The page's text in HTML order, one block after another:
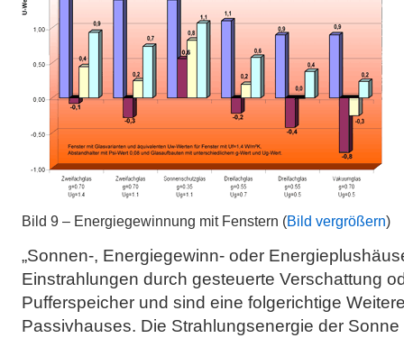
Bild 9 – Energiegewinnung mit Fenstern (Bild vergrößern)
„Sonnen-, Energiegewinn- oder
Einstrahlungen durch gesteuerte Verschattung
Pufferspeicher und sind eine folgerichtige
Passivhauses. Die Strahlungsenergie der